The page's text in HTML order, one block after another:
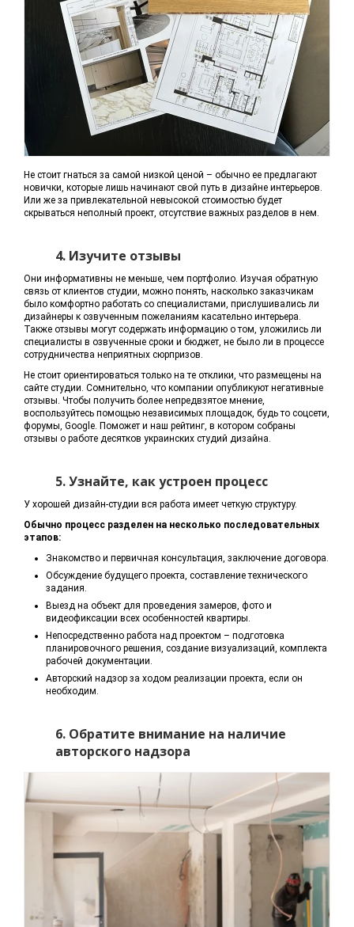
Не стоит гнаться за самой низкой ценой – обычно ее предлагают
новички, которые лишь начинают свой путь в дизайне интерьеров.
Или же за привлекательной невысокой стоимостью будет
скрываться неполный проект, отсутствие важных разделов в нем.
4. Изучите отзывы
Они информативны не меньше, чем портфолио. Изучая обратную
связь от клиентов студии, можно понять, насколько заказчикам
было комфортно работать со специалистами, прислушивались ли
дизайнеры к озвученным пожеланиям касательно интерьера.
Также отзывы могут содержать информацию о том, уложились ли
специалисты в озвученные сроки и бюджет, не было ли в процессе
сотрудничества неприятных сюрпризов.
Не стоит ориентироваться только на те отклики, что размещены на
сайте студии. Сомнительно, что компании опубликуют негативные
отзывы. Чтобы получить более непредвзятое мнение,
воспользуйтесь помощью независимых площадок, будь то соцсети,
форумы, Google. Поможет и наш рейтинг, в котором собраны
отзывы о работе десятков украинских студий дизайна.
5. Узнайте, как устроен процесс
У хорошей дизайн-студии вся работа имеет четкую структуру.
Обычно процесс разделен на несколько последовательных
этапов:
Знакомство и первичная консультация, заключение договора.
Обсуждение будущего проекта, составление технического
задания.
Выезд на объект для проведения замеров, фото и
видеофиксации всех особенностей квартиры.
Непосредственно работа над проектом – подготовка
планировочного решения, создание визуализаций, комплекта
рабочей документации.
Авторский надзор за ходом реализации проекта, если он
необходим.
6. Обратите внимание на наличие
авторского надзора